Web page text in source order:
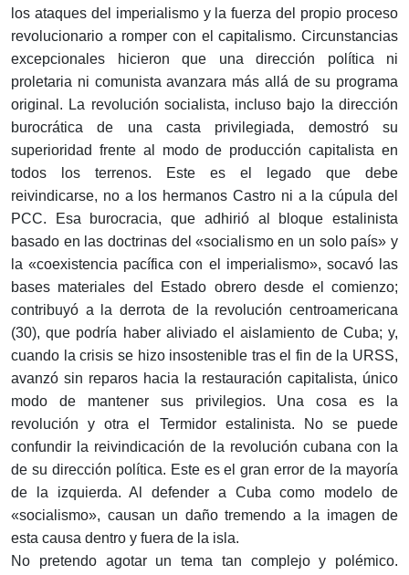
los ataques del imperialismo y la fuerza del propio proceso
revolucionario a romper con el capitalismo. Circunstancias
excepcionales hicieron que una dirección política ni
proletaria ni comunista avanzara más allá de su programa
original. La revolución socialista, incluso bajo la dirección
burocrática de una casta privilegiada, demostró su
superioridad frente al modo de producción capitalista en
todos los terrenos. Este es el legado que debe
reivindicarse, no a los hermanos Castro ni a la cúpula del
PCC. Esa burocracia, que adhirió al bloque estalinista
basado en las doctrinas del «socialismo en un solo país» y
la «coexistencia pacífica con el imperialismo», socavó las
bases materiales del Estado obrero desde el comienzo;
contribuyó a la derrota de la revolución centroamericana
(30), que podría haber aliviado el aislamiento de Cuba; y,
cuando la crisis se hizo insostenible tras el fin de la URSS,
avanzó sin reparos hacia la restauración capitalista, único
modo de mantener sus privilegios. Una cosa es la
revolución y otra el Termidor estalinista. No se puede
confundir la reivindicación de la revolución cubana con la
de su dirección política. Este es el gran error de la mayoría
de la izquierda. Al defender a Cuba como modelo de
«socialismo», causan un daño tremendo a la imagen de
esta causa dentro y fuera de la isla.
No pretendo agotar un tema tan complejo y polémico.